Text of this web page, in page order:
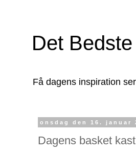
Det Bedste
Få dagens inspiration
onsdag den 16. januar
Dagens basket